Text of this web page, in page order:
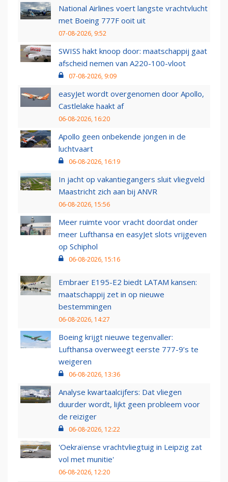
National Airlines voert langste vrachtvlucht
met Boeing 777F ooit uit
07-08-2026, 9:52
SWISS hakt knoop door: maatschappij gaat
afscheid nemen van A220-100-vloot
07-08-2026, 9:09
easyJet wordt overgenomen door Apollo,
Castlelake haakt af
06-08-2026, 16:20
Apollo geen onbekende jongen in de
luchtvaart
06-08-2026, 16:19
In jacht op vakantiegangers sluit vliegveld
Maastricht zich aan bij ANVR
06-08-2026, 15:56
Meer ruimte voor vracht doordat onder
meer Lufthansa en easyJet slots vrijgeven
op Schiphol
06-08-2026, 15:16
Embraer E195-E2 biedt LATAM kansen:
maatschappij zet in op nieuwe
bestemmingen
06-08-2026, 14:27
Boeing krijgt nieuwe tegenvaller:
Lufthansa overweegt eerste 777-9’s te
weigeren
06-08-2026, 13:36
Analyse kwartaalcijfers: Dat vliegen
duurder wordt, lijkt geen probleem voor
de reiziger
06-08-2026, 12:22
'Oekraïense vrachtvliegtuig in Leipzig zat
vol met munitie'
06-08-2026, 12:20